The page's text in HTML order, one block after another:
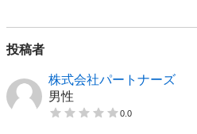
投稿者
株式会社パートナーズ
男性
0.0